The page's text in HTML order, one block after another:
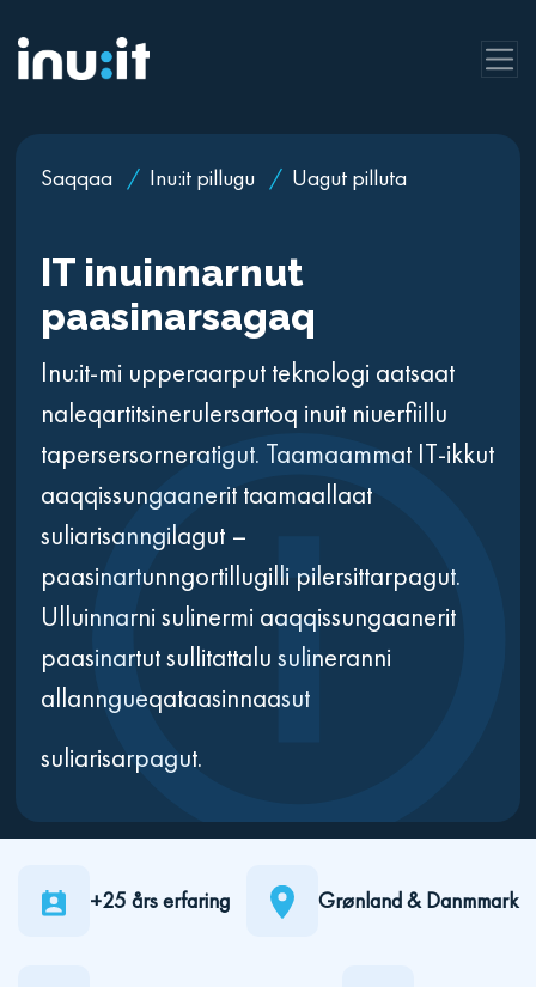
Saqqaa / Inu:it pillugu / Uagut pilluta
IT inuinnarnut
paasinarsagaq
Inu:it-mi upperaarput teknologi aatsaat
naleqartitsinerulersartoq inuit niuerfiillu
tapersersorneratigut. Taamaammat IT-ikkut
aaqqissungaanerit taamaallaat
suliarisanngilagut –
paasinartunngortillugilli pilersittarpagut.
Ulluinnarni sulinermi aaqqissungaanerit
paasinartut sullitattalu sulineranni
allanngueqataasinnaasut
suliarisarpagut.
+25 års erfaring Grønland & Danmmark